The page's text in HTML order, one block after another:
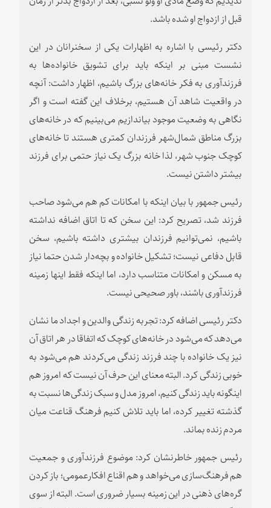
قبل از ازدواج او شده باشد.
دکتر رئیسی با اشاره به اظهارات یکی از سخنرانان در این
نشست مبنی بر اینکه باید برای تشویق خانواده‌ها به
فرزندآوری به فکر خانه‌های بزرگ باشیم، اظهار داشت: آنچه
در واقعیت شاهد آن هستیم، برخلاف این گفته است و اگر
نگاهی به وضعیت موجود بیاندازیم می‌بینیم که در خانه‌های
بزرگ مناطق شمال‌شهر فرزندان کمتری هستند تا خانه‌های
کوچک جنوب شهر، لذا خانه بزرگ یک نیاز حتمی برای فرزند
بیشتر داشتن نیست.
رئیس جمهور با بیان اینکه با امکانات کم هم می‌شود صاحب
فرزند شد، تصریح کرد: این سخن که تا اتاق اضافه نداشته
باشیم، نمی‌توانیم فرزندان بیشتری داشته باشیم، سخن
قابل دفاعی نیست؛ تشکیل خانواده و بچه‌دار شدن حتما نیاز
به مسکن و امکانات متناسب دارد، اما اینکه فقط اینها زمینه
فرزندآوری باشند، باور صحیحی نیست.
دکتر رئیسی اضافه کرد: تجربه زندگی والدین و اجداد ما نشان
می‌دهد که می‌شود در خانه‌های کوچک که اتفاقا در هر اتاق آن
نیز یک خانواده با چند فرزند زندگی می‌کردند هم می‌شود به
خوبی زندگی کرد. البته معنای این حرف آن نیست که امروز هم
اینگونه باید زندگی کنیم، امروز مدل و سبک زندگی‌ها نسبت به
گذشته تغییر کرده، اما باید تلاش کنیم فرهنگ قناعت میان
مردم زنده بماند.
رئیس جمهور خاطرنشان کرد: موضوع فرزندآوری و جمعیت
هم فرهنگ‌سازی می‌خواهد و هم اقناع افکارعمومی؛ باز کردن
گره‌های ذهنی در این زمینه بسیار ضروری است. البته از سوی